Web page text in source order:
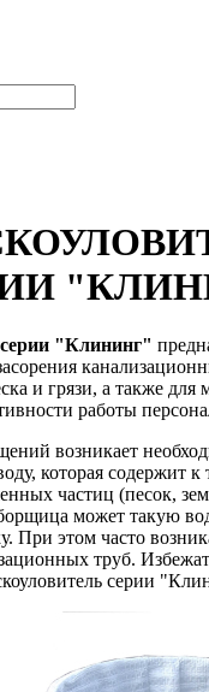
"Клининг"
и грязи, а также для
работы
возникает
которая содержит
частиц (песок,
может такую
При этом часто
труб.
серии